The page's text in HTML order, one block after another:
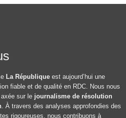
La République est aujourd’hui une
fiable et de qualité en RDC. Nous nous
sur le journalisme de résolution
. À travers des analyses approfondies des
rigoureuses, nous contribuons à